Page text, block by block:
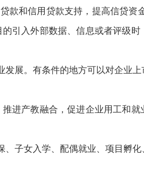
款和信用贷款支持，提高信贷资
引入外部数据、信息或者评级
展。有条件的地方可以对企业
进产教融合，促进企业用工和
子女入学、配偶就业、项目孵